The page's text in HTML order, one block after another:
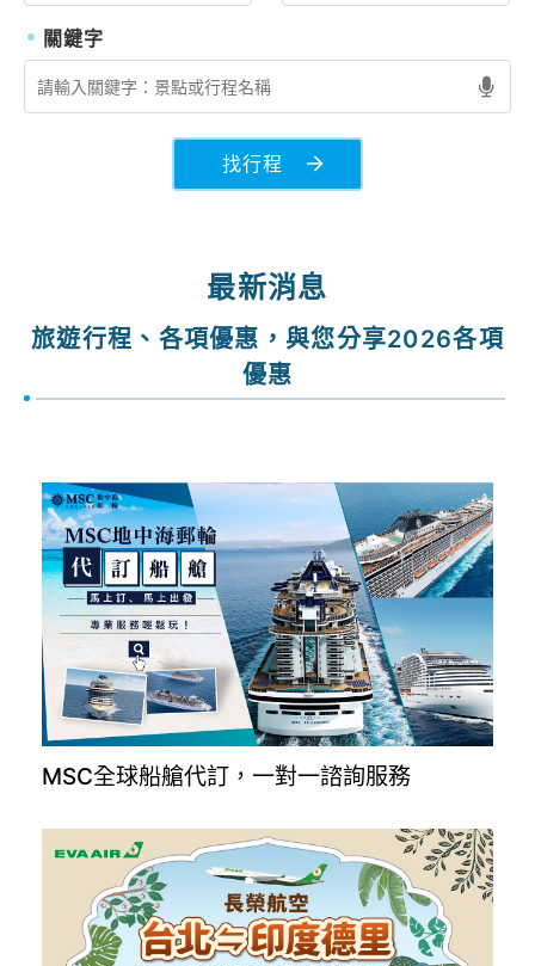
找行程
最新消息
旅遊行程、各項優惠，與您分享2026各項
優惠
MSC全球船艙代訂，一對一諮詢服務